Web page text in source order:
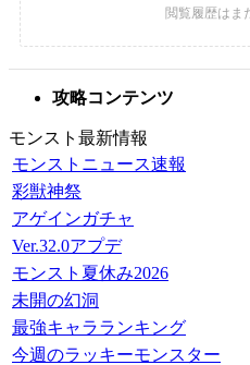
攻略コンテンツ
モンスト最新情報
モンストニュース速報
彩獣神祭
アゲインガチャ
Ver.32.0アプデ
モンスト夏休み2026
未開の幻洞
最強キャラランキング
今週のラッキーモンスター